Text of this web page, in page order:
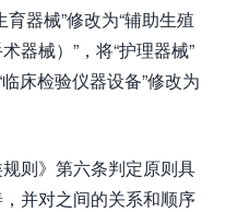
器械”修改为“辅助生殖
器械）”，将“护理器械”
床检验仪器设备”修改为
则》第六条判定原则具
并对之间的关系和顺序